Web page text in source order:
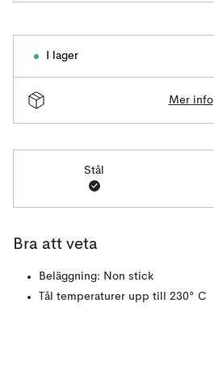
I lager
Mer info
Stål
Bra att veta
Beläggning: Non stick
Tål temperaturer upp till 230° C